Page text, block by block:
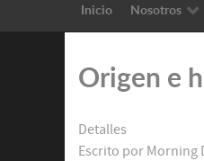
Inicio Nosotros
Origen e
Detalles
Escrito por Morning